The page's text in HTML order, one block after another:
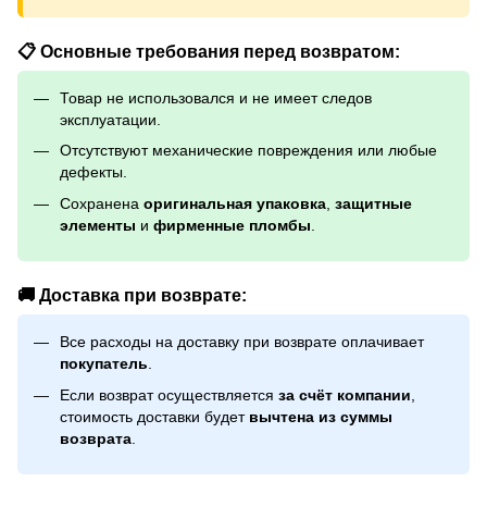
📋 Основные требования перед возвратом:
Товар не использовался и не имеет следов
эксплуатации.
Отсутствуют механические повреждения или любые
дефекты.
Сохранена оригинальная упаковка защитные
элементы и фирменные пломбы
🚚 Доставка при возврате:
Все расходы на доставку при возврате оплачивает
покупатель
Если возврат осуществляется за счёт компании
стоимость доставки будет вычтена из суммы
возврата